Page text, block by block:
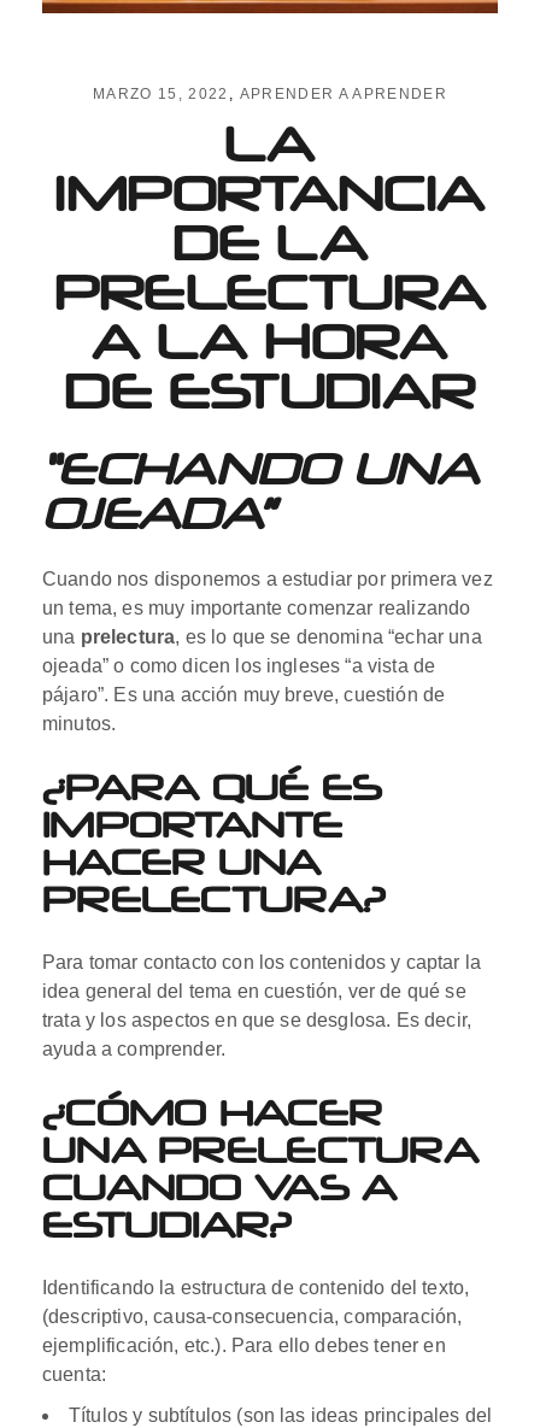
MARZO 15, 2022 APRENDER A APRENDER
LA
IMPORTANCIA
DE LA
PRELECTURA
A LA HORA
DE ESTUDIAR
“ECHANDO UNA
OJEADA”
Cuando nos disponemos a estudiar por primera vez
un tema, es muy importante comenzar realizando
una prelectura, es lo que se denomina “echar una
ojeada” o como dicen los ingleses “a vista de
pájaro”. Es una acción muy breve, cuestión de
minutos.
¿PARA QUÉ ES
IMPORTANTE
HACER UNA
PRELECTURA?
Para tomar contacto con los contenidos y captar la
idea general del tema en cuestión, ver de qué se
trata y los aspectos en que se desglosa. Es decir,
ayuda a comprender.
¿CÓMO HACER
UNA PRELECTURA
CUANDO VAS A
ESTUDIAR?
Identificando la estructura de contenido del texto,
(descriptivo, causa-consecuencia, comparación,
ejemplificación, etc.). Para ello debes tener en
cuenta:
Títulos y subtítulos (son las ideas principales del